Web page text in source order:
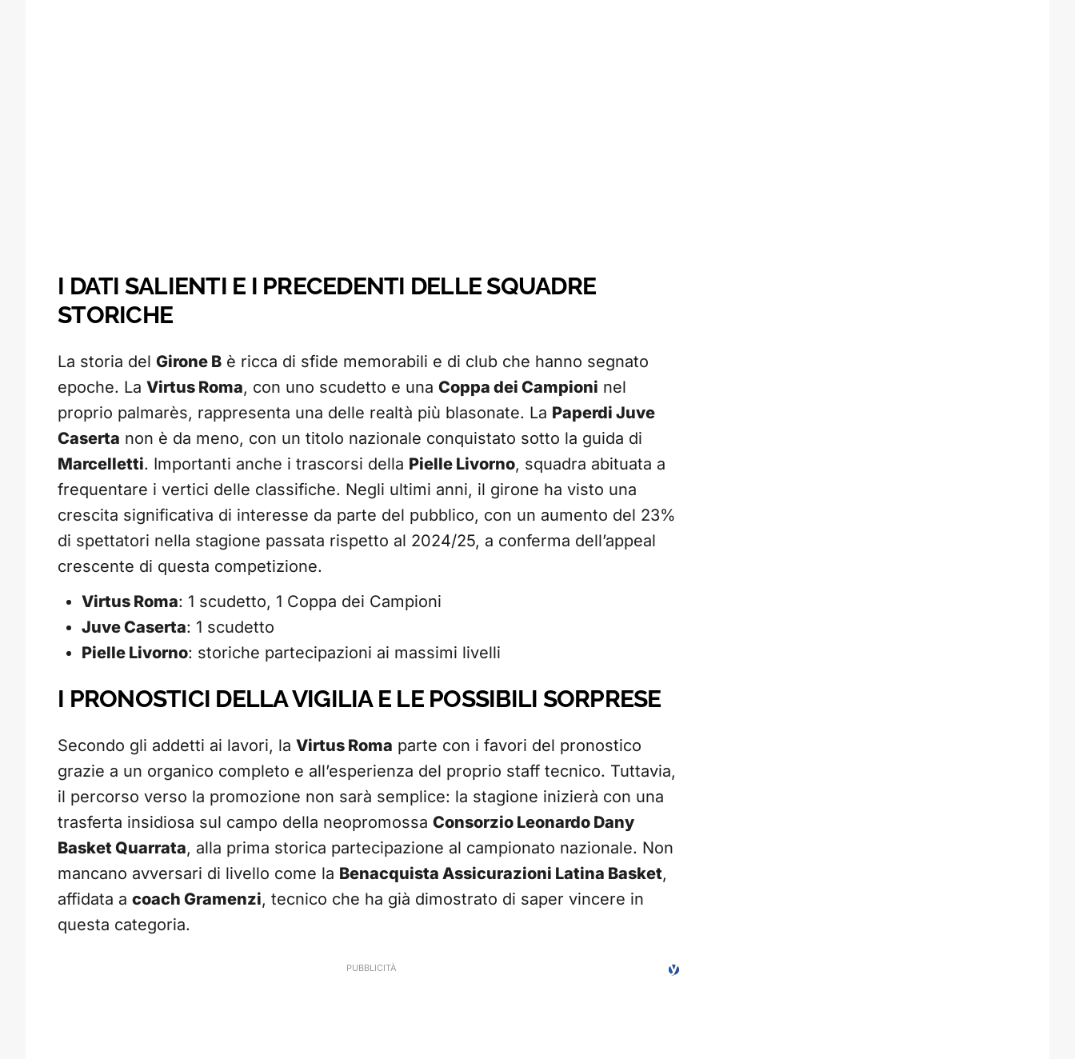
I DATI SALIENTI E I PRECEDENTI DELLE SQUADRE
STORICHE
La storia del Girone B è ricca di sfide memorabili e di club che hanno segnato
epoche. La Virtus Roma, con uno scudetto e una Coppa dei Campioni nel
proprio palmarès, rappresenta una delle realtà più blasonate. La Paperdi Juve
Caserta non è da meno, con un titolo nazionale conquistato sotto la guida di
Marcelletti. Importanti anche i trascorsi della Pielle Livorno, squadra abituata a
frequentare i vertici delle classifiche. Negli ultimi anni, il girone ha visto una
crescita significativa di interesse da parte del pubblico, con un aumento del 23%
di spettatori nella stagione passata rispetto al 2024/25, a conferma dell’appeal
crescente di questa competizione.
Virtus Roma: 1 scudetto, 1 Coppa dei Campioni
Juve Caserta: 1 scudetto
Pielle Livorno: storiche partecipazioni ai massimi livelli
I PRONOSTICI DELLA VIGILIA E LE POSSIBILI SORPRESE
Secondo gli addetti ai lavori, la Virtus Roma parte con i favori del pronostico
grazie a un organico completo e all’esperienza del proprio staff tecnico. Tuttavia,
il percorso verso la promozione non sarà semplice: la stagione inizierà con una
trasferta insidiosa sul campo della neopromossa Consorzio Leonardo Dany
Basket Quarrata, alla prima storica partecipazione al campionato nazionale. Non
mancano avversari di livello come la Benacquista Assicurazioni Latina Basket,
affidata a coach Gramenzi, tecnico che ha già dimostrato di saper vincere in
questa categoria.